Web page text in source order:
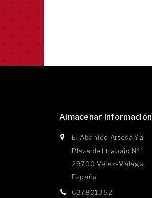
Almacenar Información
El Abanico Artesanía
Plaza del trabajo Nº1
29700 Vélez-Málaga
España
637801352